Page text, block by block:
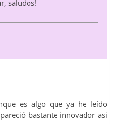
saludos!
es algo que ya he leído
bastante innovador asi